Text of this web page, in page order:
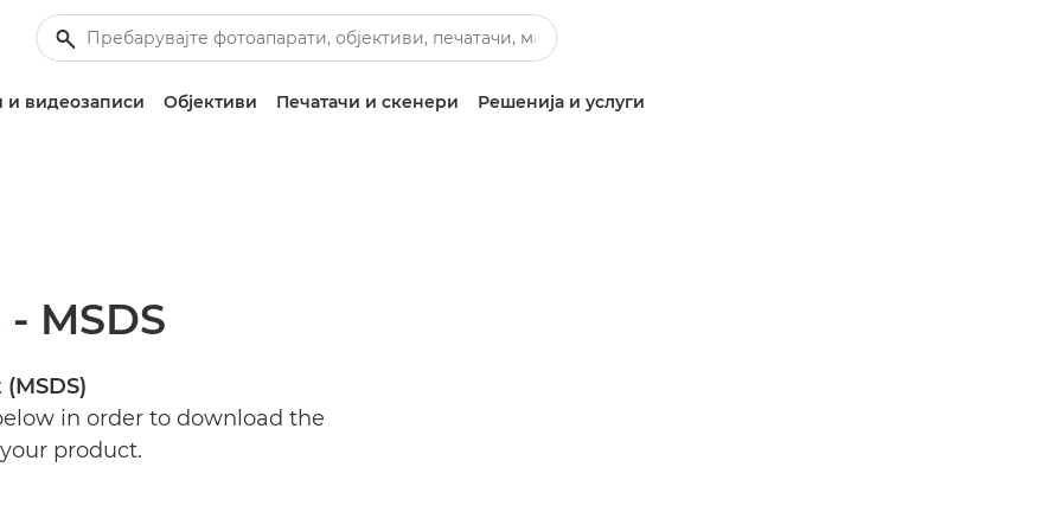
и видеозаписи Објективи Печатачи и скенери Решенија и услуги
MSDS
in order to download the
product.